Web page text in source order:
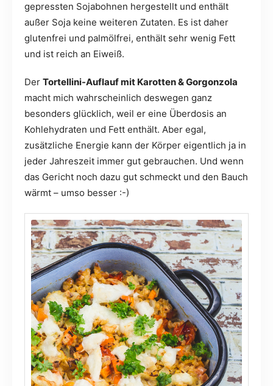
gepressten Sojabohnen hergestellt und enthält
außer Soja keine weiteren Zutaten. Es ist daher
glutenfrei und palmölfrei, enthält sehr wenig Fett
und ist reich an Eiweiß.
Der Tortellini-Auflauf mit Karotten & Gorgonzola
macht mich wahrscheinlich deswegen ganz
besonders glücklich, weil er eine Überdosis an
Kohlehydraten und Fett enthält. Aber egal,
zusätzliche Energie kann der Körper eigentlich ja in
jeder Jahreszeit immer gut gebrauchen. Und wenn
das Gericht noch dazu gut schmeckt und den Bauch
wärmt – umso besser :-)